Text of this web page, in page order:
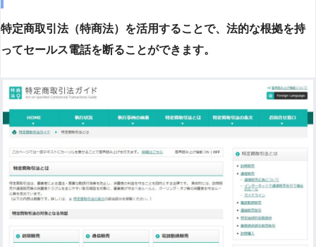
特定商取引法（特商法）を活用することで、法的な根拠を持
ってセールス電話を断ることができます。